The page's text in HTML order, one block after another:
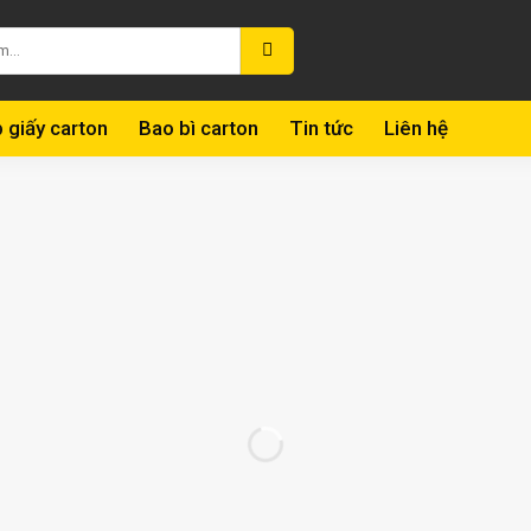
giấy carton Bao bì carton Tin tức Liên hệ